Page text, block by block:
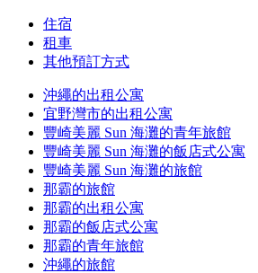
住宿
租車
其他預訂方式
沖繩的出租公寓
宜野灣市的出租公寓
豐崎美麗 Sun 海灘的青年旅館
豐崎美麗 Sun 海灘的飯店式公寓
豐崎美麗 Sun 海灘的旅館
那霸的旅館
那霸的出租公寓
那霸的飯店式公寓
那霸的青年旅館
沖繩的旅館